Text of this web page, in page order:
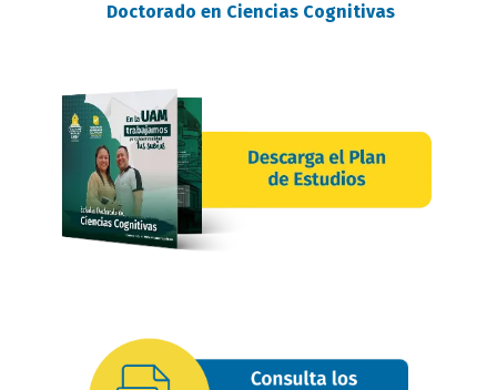
Doctorado en Ciencias Cognitivas
image